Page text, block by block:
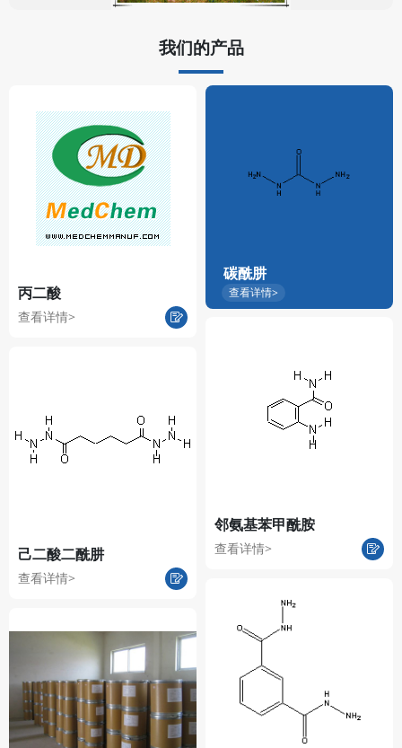
我们的产品
丙二酸
查看详情>
碳酰肼
查看详情>
己二酸二酰肼
查看详情>
邻氨基苯甲酰胺
查看详情>